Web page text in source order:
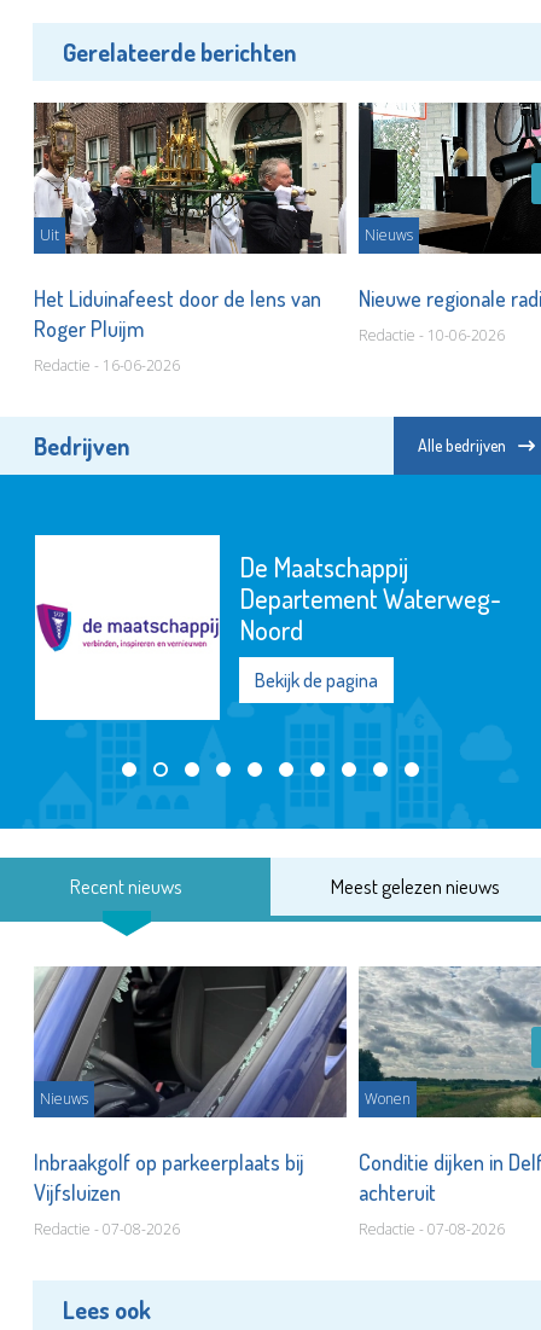
Gerelateerde berichten
Uit
Het Liduinafeest door de lens van
Roger Pluijm
Redactie - 16-06-2026
Nieuws
Nieuwe regionale
Redactie - 10-06-2026
Bedrijven Alle bedrijven
De Maatschappij
Departement Waterweg-
Noord
Bekijk de pagina
Recent nieuws Meest gelezen nieuws
Nieuws
Inbraakgolf op parkeerplaats bij
Vijfsluizen
Redactie - 07-08-2026
Wonen
Conditie dijken in
achteruit
Redactie - 07-08-2026
Lees ook